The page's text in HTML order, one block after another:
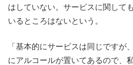
はしていない。サービスに関して
いるところはないという。
「基本的にサービスは同じですが
にアルコールが置いてあるので、